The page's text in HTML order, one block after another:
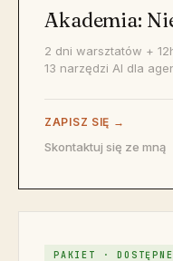
Akademia:
2 dni warsztatów +
13 narzędzi AI dla
ZAPISZ SIĘ →
Skontaktuj się ze mną
PAKIET · DOSTĘPNE